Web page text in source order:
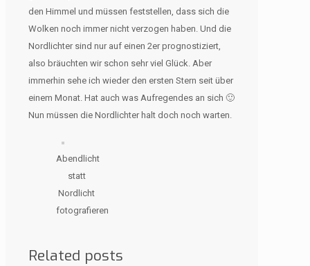
den Himmel und müssen feststellen, dass sich die
Wolken noch immer nicht verzogen haben. Und die
Nordlichter sind nur auf einen 2er prognostiziert,
also bräuchten wir schon sehr viel Glück. Aber
immerhin sehe ich wieder den ersten Stern seit über
einem Monat. Hat auch was Aufregendes an sich 🙂
Nun müssen die Nordlichter halt doch noch warten.
Abendlicht
statt
Nordlicht
fotografieren
Related posts